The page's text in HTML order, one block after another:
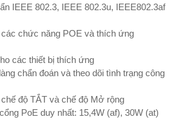
IEEE 802.3, IEEE 802.3u, IEEE802.3af
chức năng POE và thích ứng
các thiết bị thích ứng
chẩn đoán và theo dõi tình trạng công
độ TẮT và chế độ Mở rộng
PoE duy nhất: 15,4W (af), 30W (at)